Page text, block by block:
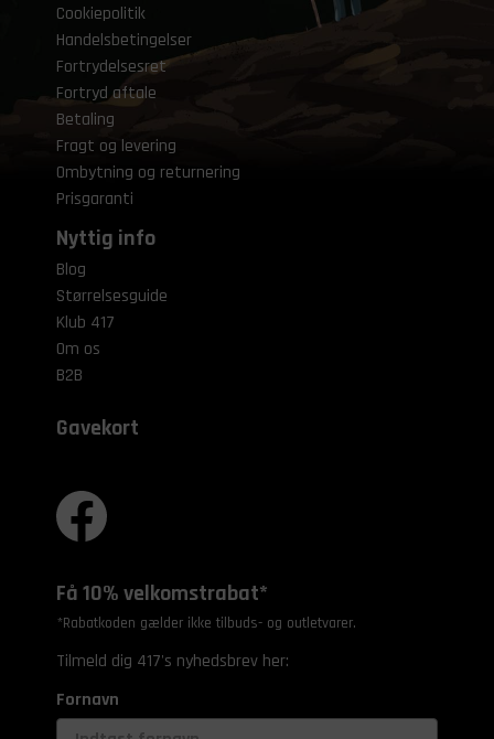
Cookiepolitik
Handelsbetingelser
Fortrydelsesret
Fortryd aftale
Betaling
Fragt og levering
Ombytning og returnering
Prisgaranti
Nyttig info
Blog
Størrelsesguide
Klub 417
Om os
B2B
Gavekort
Få 10% velkomstrabat*
*Rabatkoden gælder ikke tilbuds- og outletvarer.
Tilmeld dig 417's nyhedsbrev her:
Fornavn